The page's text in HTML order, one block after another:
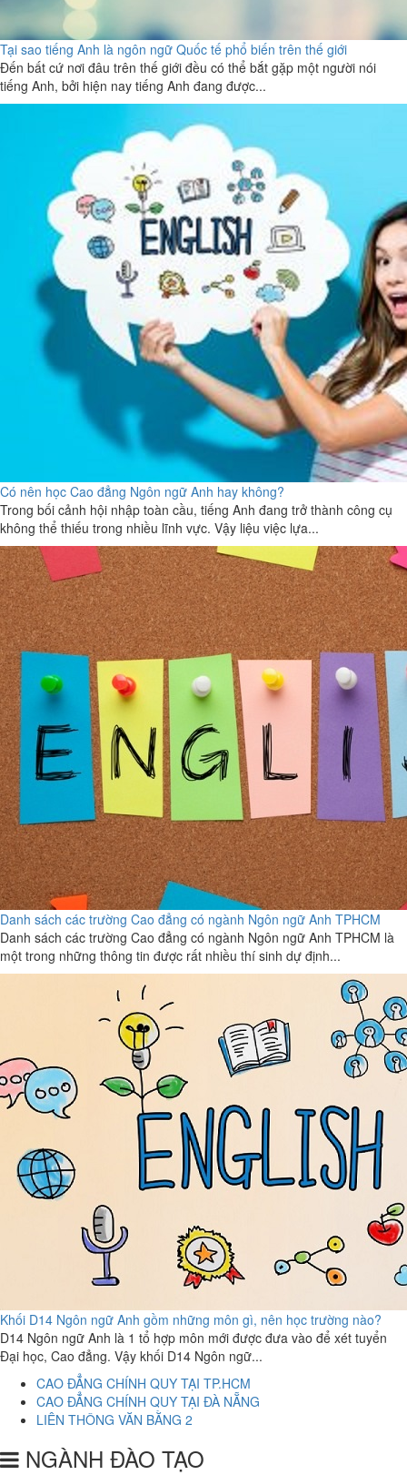
Tại sao tiếng Anh là ngôn ngữ Quốc tế phổ biến trên thế giới
Đến bất cứ nơi đâu trên thế giới đều có thể bắt gặp một người nói
tiếng Anh, bởi hiện nay tiếng Anh đang được...
Có nên học Cao đẳng Ngôn ngữ Anh hay không?
Trong bối cảnh hội nhập toàn cầu, tiếng Anh đang trở thành công cụ
không thể thiếu trong nhiều lĩnh vực. Vậy liệu việc lựa...
Danh sách các trường Cao đẳng có ngành Ngôn ngữ Anh TPHCM
Danh sách các trường Cao đẳng có ngành Ngôn ngữ Anh TPHCM là
một trong những thông tin được rất nhiều thí sinh dự định...
Khối D14 Ngôn ngữ Anh gồm những môn gì, nên học trường nào?
D14 Ngôn ngữ Anh là 1 tổ hợp môn mới được đưa vào để xét tuyển
Đại học, Cao đẳng. Vậy khối D14 Ngôn ngữ...
CAO ĐẲNG CHÍNH QUY TẠI TP.HCM
CAO ĐẲNG CHÍNH QUY TẠI ĐÀ NẴNG
LIÊN THÔNG VĂN BẰNG 2
NGÀNH ĐÀO TẠO